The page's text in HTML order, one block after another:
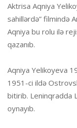
Aktrisa Aqniya
sahillərdə” filmində
Aqniya bu rolu ilə
qazanıb.
Aqniya Yelikoyeva
1951-ci ildə
bitirib. Leninqradda
oynayıb.